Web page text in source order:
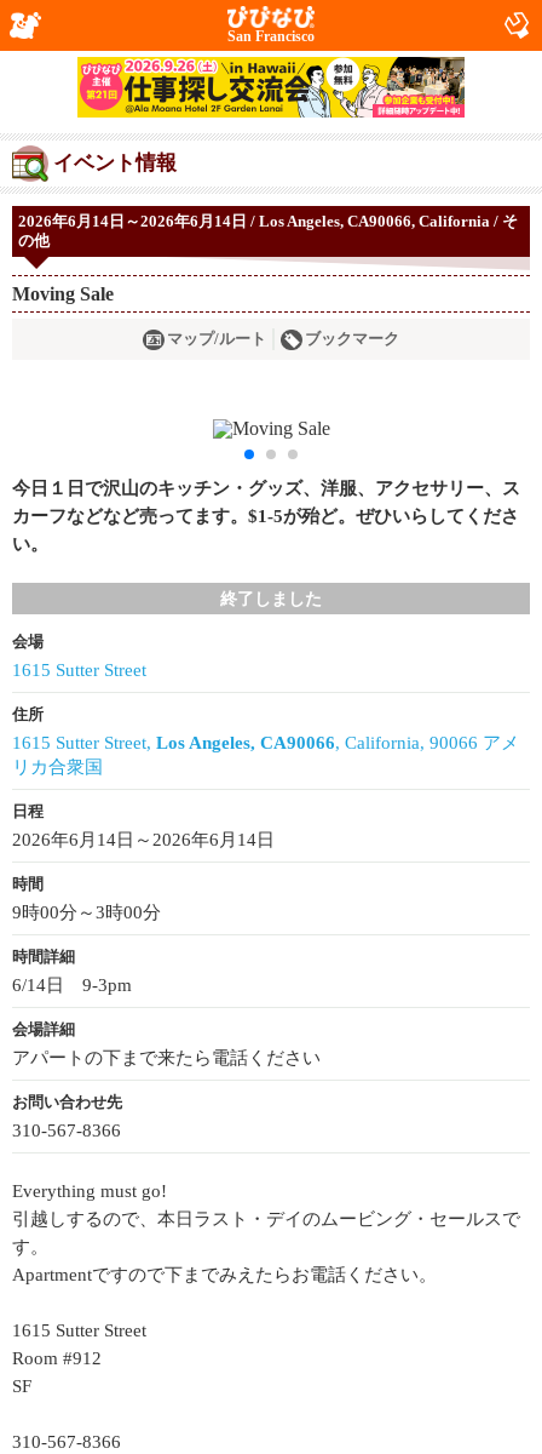
San Francisco
イベント情報
2026年6月14日～2026年6月14日 / Los Angeles, CA90066, California / そ
の他
Moving Sale
マップ/ルート ブックマーク
今日１日で沢山のキッチン・グッズ、洋服、アクセサリー、ス
カーフなどなど売ってます。$1-5が殆ど。ぜひいらしてくださ
い。
終了しました
会場
1615 Sutter Street
住所
1615 Sutter Street, Los Angeles, CA90066, California, 90066 アメ
リカ合衆国
日程
2026年6月14日～2026年6月14日
時間
9時00分～3時00分
時間詳細
6/14日 9-3pm
会場詳細
アパートの下まで来たら電話ください
お問い合わせ先
310-567-8366
Everything must go!
引越しするので、本日ラスト・デイのムービング・セールスで
す。
Apartmentですので下までみえたらお電話ください。
1615 Sutter Street
Room #912
SF
310-567-8366